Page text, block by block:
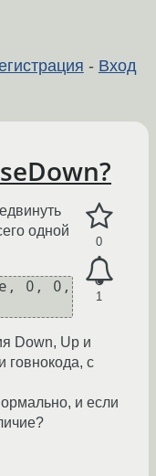
- Вход
0
1
одной
0, 0,
Down, Up и
говнокода, с
и если